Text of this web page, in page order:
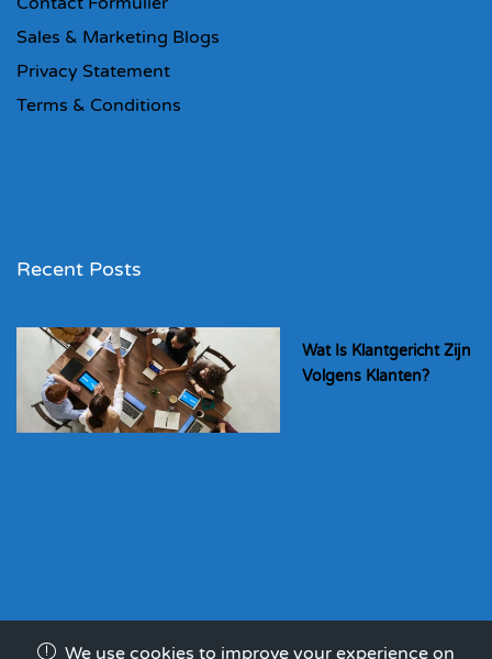
Sales & Marketing Blogs
Privacy Statement
Terms & Conditions
Recent Posts
Wat Is Klantgericht Zijn
Volgens Klanten?
We use cookies to improve your experience on